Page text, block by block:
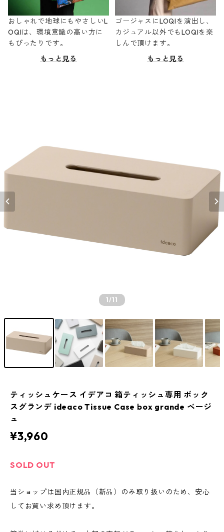
おしゃれで地球にもやさしいL
OQIは、環境意識の高い方に
もぴったりです。
もっと見る
ゴージャスにLOQIを演出し、
カジュアル以外でもLOQIを楽
しんで頂けます。
もっと見る
1/11
ティッシュケース イデアコ 箱ティッシュ専用 ボック
スグランデ ideaco Tissue Case box grande ベージ
ュ
¥3,960
SOLD OUT
当ショップは国内正規品（新品）のみ取り扱いのため、安心
してお買い求め頂けます。